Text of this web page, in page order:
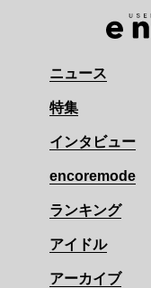
ニュース
特集
インタビュー
encoremode
ランキング
アイドル
アーカイブ